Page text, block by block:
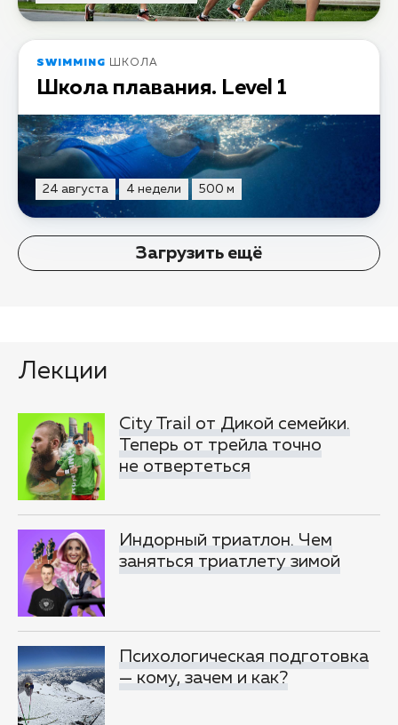
SWIMMING ШКОЛА
Школа плавания. Level 1
24 августа 4 недели 500 м
Загрузить ещё
Лекции
City Trail от Дикой семейки.
Теперь от трейла точно
не отвертеться
Индорный триатлон. Чем
заняться триатлету зимой
Психологическая подготовка
— кому, зачем и как?